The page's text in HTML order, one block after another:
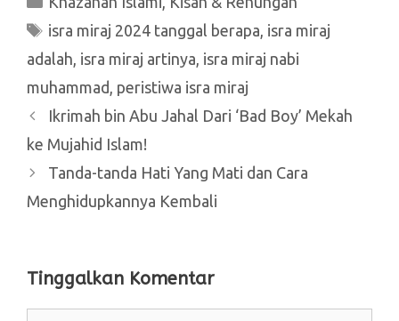
Tag
isra miraj 2024 tanggal berapa isra miraj
adalah isra miraj artinya isra miraj nabi
muhammad peristiwa isra miraj
Ikrimah bin Abu Jahal Dari ‘Bad Boy’ Mekah
ke Mujahid Islam!
Tanda-tanda Hati Yang Mati dan Cara
Menghidupkannya Kembali
Tinggalkan Komentar